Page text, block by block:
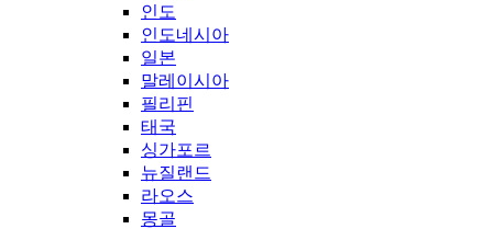
인도
인도네시아
일본
말레이시아
필리핀
태국
싱가포르
뉴질랜드
라오스
몽골